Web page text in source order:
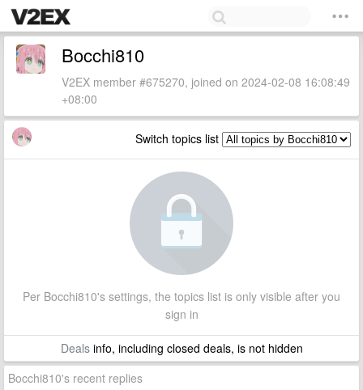
Bocchi810
V2EX member #675270, joined on 2024-02-08 16:08:49
+08:00
Switch topics list
Per Bocchi810's settings, the topics list is only visible after you
sign in
Dealsinfo, including closed deals, is not hidden
Bocchi810's recent replies